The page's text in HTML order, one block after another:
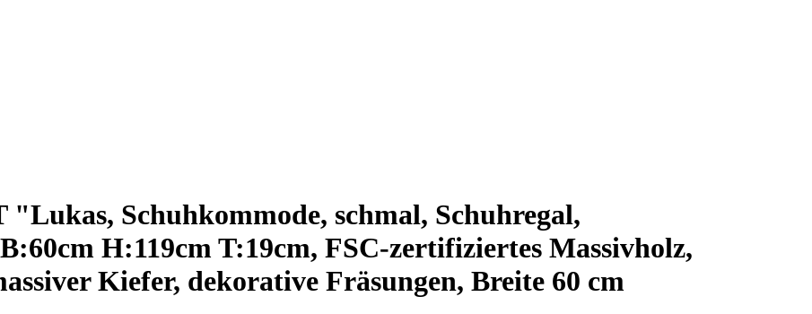
Schuhkommode, schmal, Schuhregal,
H:119cm T:19cm, FSC-zertifiziertes Massivholz,
Kiefer, dekorative Fräsungen, Breite 60 cm